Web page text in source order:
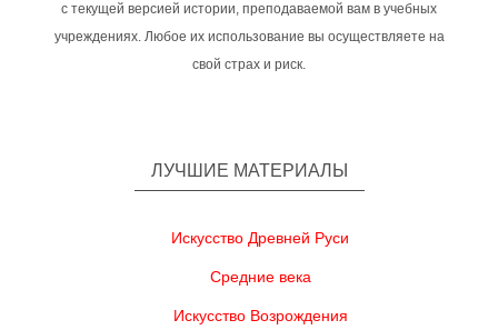
с текущей версией истории, преподаваемой вам в учебных
учреждениях. Любое их использование вы осуществляете на
свой страх и риск.
ЛУЧШИЕ МАТЕРИАЛЫ
Искусство Древней Руси
Средние века
Искусство Возрождения